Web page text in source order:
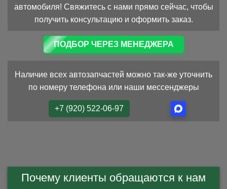
автомобиля! Свяжитесь с нами прямо сейчас, чтобы
получить консультацию и оформить заказ.
ПОДБОР ЧЕРЕЗ МЕНЕДЖЕРА
Наличие всех автозапчастей можно так-же уточнить
по номеру телефона или наши мессенджеры
+7 (920) 522-06-97
Почему клиенты обращаются к нам